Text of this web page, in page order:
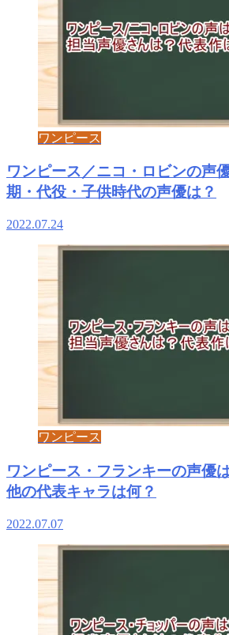
ワンピース
ワンピース／ニコ・ロビンの声
期・代役・子供時代の声優は？
2022.07.24
ワンピース
ワンピース・フランキーの声優
他の代表キャラは何？
2022.07.07